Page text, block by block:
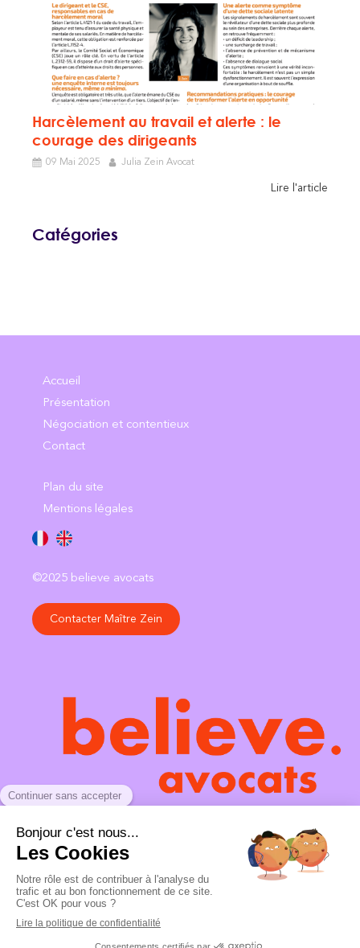
Harcèlement au travail et alerte : le
courage des dirigeants
09 Mai 2025 Julia Zein Avocat
Lire l'article
Catégories
Accueil
Présentation
Négociation et contentieux
Contact
Plan du site
Mentions légales
©2025 believe avocats
Contacter Maître Zein
travail. Notre approche est centrée sur la gestion à long
terme avec un objectif de 0 contentieux. Notre objectif
est d'éviter que nos clients se retrouvent en litige devant
les juridictions.